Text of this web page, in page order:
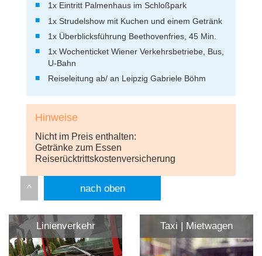
1x Eintritt Palmenhaus im Schloßpark
1x Strudelshow mit Kuchen und einem Getränk
1x Überblicksführung Beethovenfries, 45 Min.
1x Wochenticket Wiener Verkehrsbetriebe, Bus,
U-Bahn
Reiseleitung ab/ an Leipzig Gabriele Böhm
Hinweise
Nicht im Preis enthalten:
Getränke zum Essen
Reiserücktrittskostenversicherung
nach oben
Linienverkehr Taxi | Mietwagen